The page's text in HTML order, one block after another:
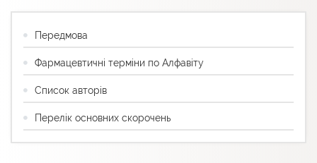
Передмова
Фармацевтичні терміни по Алфавіту
Список авторів
Перелік основних скорочень